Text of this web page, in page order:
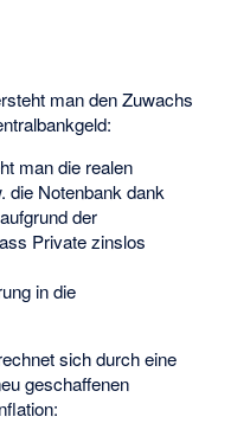
man den Zuwachs
man die realen
die Notenbank dank
der
Private zinslos
in die
sich durch eine
geschaffenen